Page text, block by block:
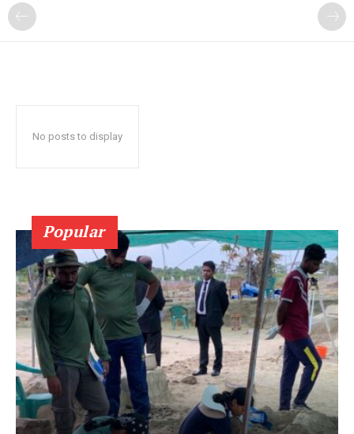
No posts to display
Popular